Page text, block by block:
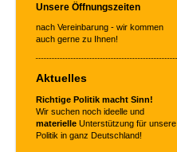
Unsere Öffnungszeiten
nach Vereinbarung - wir kommen
auch gerne zu Ihnen!
Aktuelles
Richtige Politik macht Sinn!
Wir suchen noch ideelle und
materielle Unterstützung für unsere
Politik in ganz Deutschland!